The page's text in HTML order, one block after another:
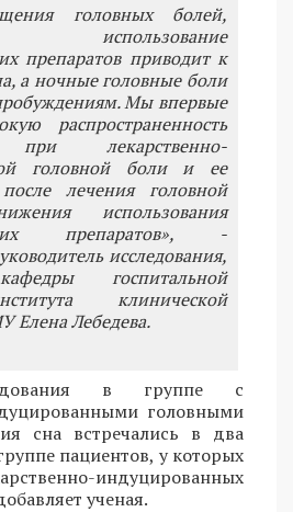
головных болей,
использование
препаратов приводит к
а ночные головные боли
Мы впервые
распространенность
при лекарственно-
головной боли и ее
лечения головной
использования
препаратов», -
исследования,
госпитальной
клинической
Лебедева.
в группе с
головными
сна встречались в два
пациентов, у которых
индуцированных
ученая.